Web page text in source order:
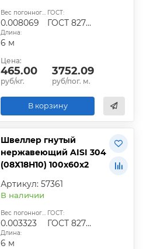
Вес погонного метра, т.:
0.008069
ГОСТ:
ГОСТ 8278-83
Длина:
6 м
Цена:
465.00
руб/кг.
3752.09
руб/пог. м.
В корзину
Швеллер гнутый
нержавеющий AISI 304
(08Х18Н10) 100х60х2
Артикул: 57361
В наличии
Вес погонного метра, т.:
0.003323
ГОСТ:
ГОСТ 8278-83
Длина:
6 м